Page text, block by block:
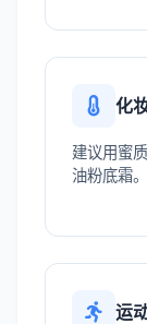
化
建议用蜜
油粉底霜。
运